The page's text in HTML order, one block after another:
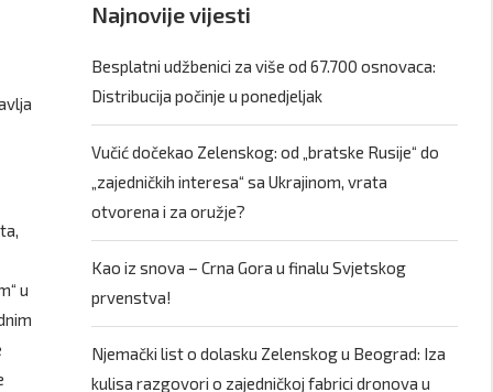
u
Najnovije vijesti
Besplatni udžbenici za više od 67.700 osnovaca:
Distribucija počinje u ponedjeljak
Vučić dočekao Zelenskog: od „bratske Rusije“ do
„zajedničkih interesa“ sa Ukrajinom, vrata
otvorena i za oružje?
Kao iz snova – Crna Gora u finalu Svjetskog
prvenstva!
Njemački list o dolasku Zelenskog u Beograd: Iza
kulisa razgovori o zajedničkoj fabrici dronova u